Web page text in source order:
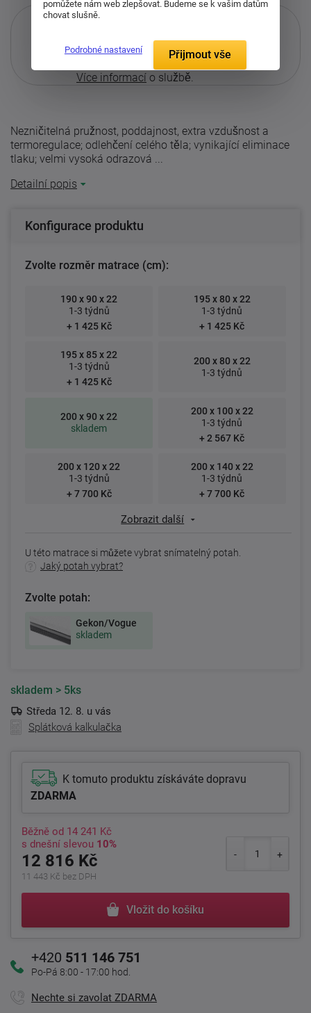
Pouze při nákupu přes i-matrace.cz
Více informací o službě.
Nezničitelná pružnost, poddajnost, extra vzdušnost a
termoregulace; odlehčení celého těla; vynikající eliminace
tlaku; velmi vysoká odrazová ...
Detailní popis
Konfigurace produktu
Zvolte rozměr matrace (cm):
190 x 90 x 22
1-3 týdnů
+ 1 425 Kč
195 x 80 x 22
1-3 týdnů
+ 1 425 Kč
195 x 85 x 22
1-3 týdnů
+ 1 425 Kč
200 x 80 x 22
1-3 týdnů
200 x 90 x 22
skladem
200 x 100 x 22
1-3 týdnů
+ 2 567 Kč
200 x 120 x 22
1-3 týdnů
+ 7 700 Kč
200 x 140 x 22
1-3 týdnů
+ 7 700 Kč
Zobrazit další
U této matrace si můžete vybrat snímatelný potah.
Jaký potah vybrat?
Zvolte potah:
Gekon/Vogue
skladem
skladem > 5ks
Středa 12. 8. u vás
Splátková kalkulačka
K tomuto produktu získáváte dopravu
ZDARMA
Běžně od 14 241 Kč
s dnešní slevou 10%
12 816 Kč
11 443 Kč bez DPH
Vložit do košíku
+420 511 146 751
Po-Pá 8:00 - 17:00 hod.
Nechte si zavolat ZDARMA
pomůžete nám web zlepšovat. Budeme se k vašim datům
chovat slušně.
Podrobné nastavení Přijmout vše